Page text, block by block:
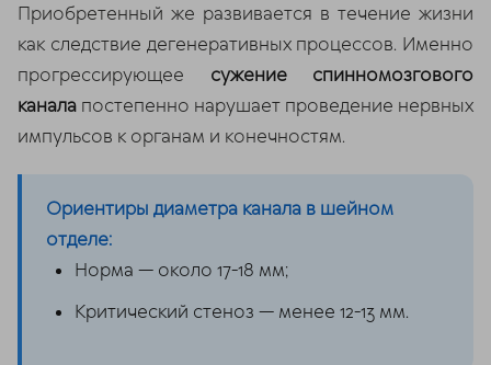
Приобретенный же развивается в течение жизни
как следствие дегенеративных процессов. Именно
прогрессирующее сужение спинномозгового
канала постепенно нарушает проведение нервных
импульсов к органам и конечностям.
Ориентиры диаметра канала в шейном
отделе:
Норма — около 17-18 мм;
Критический стеноз — менее 12-13 мм.